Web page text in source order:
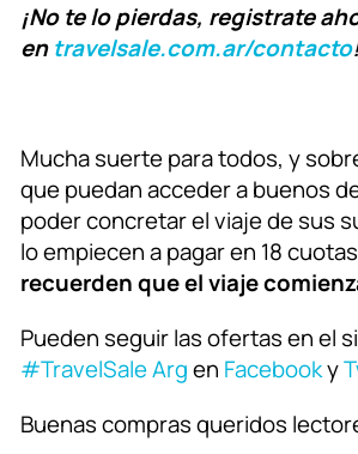
¡No te lo pierdas, registrate
entravelsale.com.ar/contacto
Mucha suerte para todos, y
que puedan acceder a buenos
poder concretar el viaje de sus
lo empiecen a pagar en 18
recuerden que el viaje
Pueden seguir las ofertas en el
#TravelSale Argen Facebooky
Buenas compras queridos